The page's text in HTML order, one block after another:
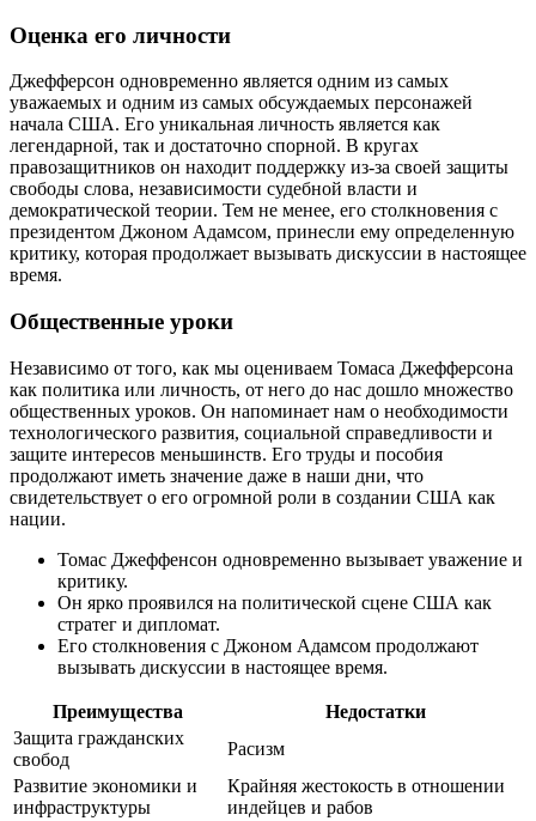
Оценка его личности
Джефферсон одновременно является одним из самых
уважаемых и одним из самых обсуждаемых персонажей
начала США. Его уникальная личность является как
легендарной, так и достаточно спорной. В кругах
правозащитников он находит поддержку из-за своей защиты
свободы слова, независимости судебной власти и
демократической теории. Тем не менее, его столкновения с
президентом Джоном Адамсом, принесли ему определенную
критику, которая продолжает вызывать дискуссии в настоящее
время.
Общественные уроки
Независимо от того, как мы оцениваем Томаса Джефферсона
как политика или личность, от него до нас дошло множество
общественных уроков. Он напоминает нам о необходимости
технологического развития, социальной справедливости и
защите интересов меньшинств. Его труды и пособия
продолжают иметь значение даже в наши дни, что
свидетельствует о его огромной роли в создании США как
нации.
Томас Джеффенсон одновременно вызывает уважение и
критику.
Он ярко проявился на политической сцене США как
стратег и дипломат.
Его столкновения с Джоном Адамсом продолжают
вызывать дискуссии в настоящее время.
Преимущества
Недостатки
Защита гражданских
свобод
Расизм
Развитие экономики и
инфраструктуры
Крайняя жестокость в отношении
индейцев и рабов